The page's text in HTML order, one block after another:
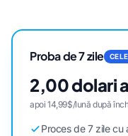
Proba de 7 zile
2,00 dolari
apoi 14,99$/lună după
Proces de 7 zile cu